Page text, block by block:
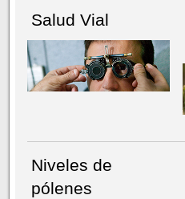
Salud Vial
Niveles de
pólenes